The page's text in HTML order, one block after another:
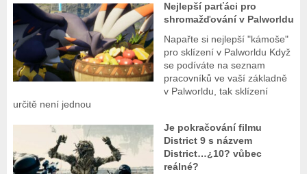
Nejlepší parťáci pro
shromažďování v Palworldu
Napařte si nejlepší "kámoše"
pro sklízení v Palworldu Když
se podíváte na seznam
pracovníků ve vaší základně
v Palworldu, tak sklízení
určitě není jednou
Je pokračování filmu
District 9 s názvem
District…¿10? vůbec
reálné?